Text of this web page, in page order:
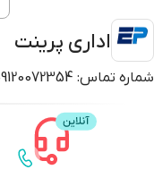
اداری پرینت
شماره تماس: